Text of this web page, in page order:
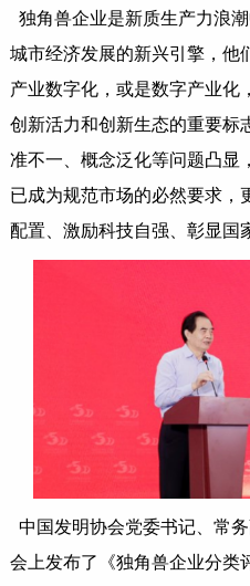
独角兽企业是新质生产力浪
城市经济发展的新兴引擎，他
产业数字化，或是数字产业化
创新活力和创新生态的重要标
准不一、概念泛化等问题凸显
已成为规范市场的必然要求，
配置、激励科技自强、彰显国
中国发明协会党委书记、常
会上发布了《独角兽企业分